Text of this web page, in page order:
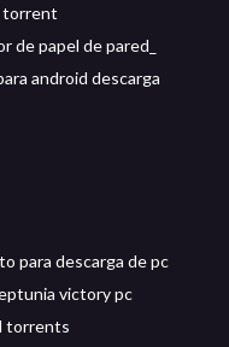
torrent
de papel de pared_
android descarga
para descarga de pc
victory pc
torrents